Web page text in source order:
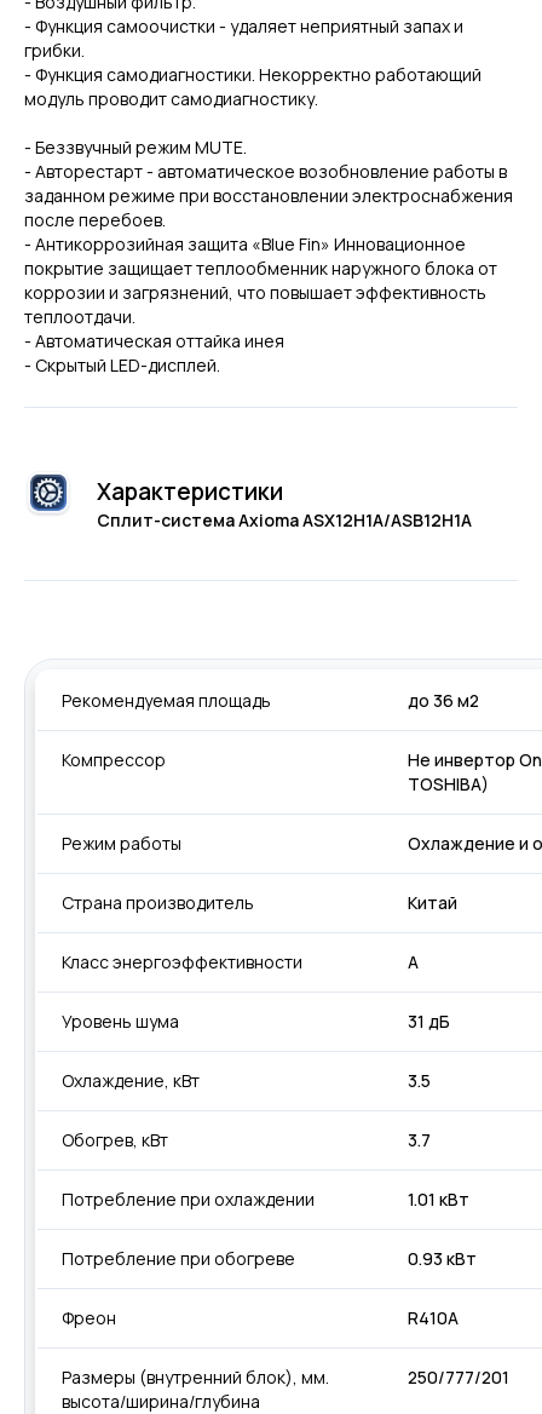
- Функция самоочистки - удаляет неприятный запах и
грибки.
- Функция самодиагностики. Некорректно работающий
модуль проводит самодиагностику.
- Беззвучный режим MUTE.
- Авторестарт - автоматическое возобновление работы в
заданном режиме при восстановлении электроснабжения
после перебоев.
- Антикоррозийная защита «Blue Fin» Инновационное
покрытие защищает теплообменник наружного блока от
коррозии и загрязнений, что повышает эффективность
теплоотдачи.
- Автоматическая оттайка инея
- Скрытый LED-дисплей.
Характеристики
Сплит-система Axioma ASX12H1A/ASB12H1A
Рекомендуемая площадь до 36 м2
Компрессор
Не инвертор
TOSHIBA)
Режим работы Охлаждение и
Страна производитель Китай
Класс энергоэффективности А
Уровень шума 31 дБ
Охлаждение, кВт 3.5
Обогрев, кВт 3.7
Потребление при охлаждении 1.01 кВт
Потребление при обогреве 0.93 кВт
Фреон R410A
Размеры (внутренний блок), мм.
высота/ширина/глубина
250/777/201